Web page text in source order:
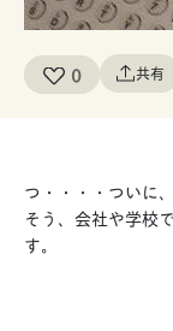
0 共有
つ・・・・ついに
そう、会社や学校
す。